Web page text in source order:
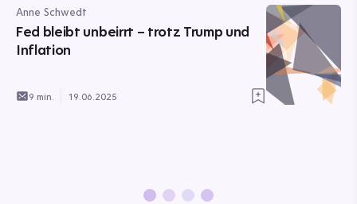
Anne Schwedt
Fed bleibt unbeirrt – trotz Trump und
Inflation
9 min. 19.06.2025